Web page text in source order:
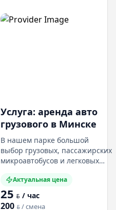
Услуга: аренда авто
грузового в Минске
В нашем парке большой
выбор грузовых, пассажирских
микроавтобусов и легковых
грузовой или пассажирский
микроавтобус (разных
размеров и вместимостью)
Актуальная цена
25 BYN / час
200 BYN / смена